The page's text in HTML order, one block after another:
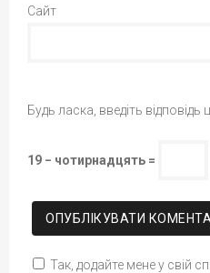
Сайт
Будь ласка, введіть
19 − чотирнадцять =
Так, додайте мене у свій